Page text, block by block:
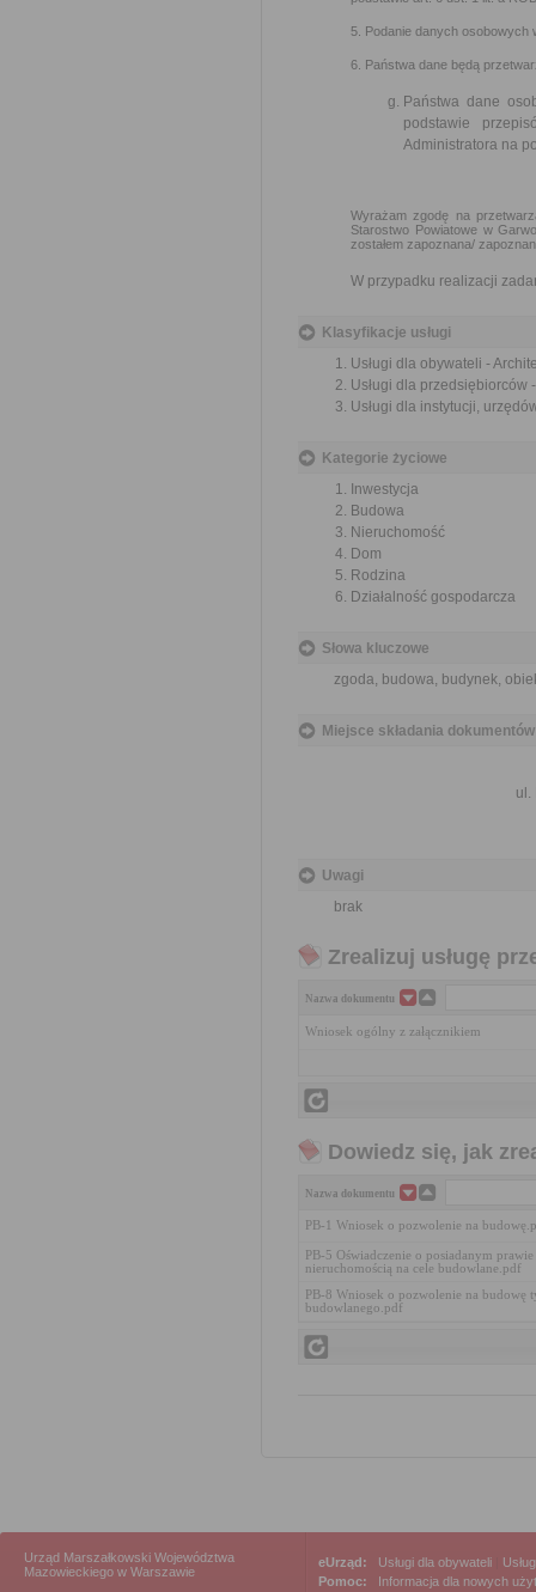
5. Podanie danych osobowych
6. Państwa dane będą
Państwa dane
podstawie
Administratora na
Wyrażam zgodę na
Starostwo Powiatowe w
zostałem zapoznana/
W przypadku realizacji
Klasyfikacje usługi
Usługi dla obywateli -
Usługi dla
Usługi dla instytucji,
Kategorie życiowe
Inwestycja
Budowa
Nieruchomość
Dom
Rodzina
Działalność gospodarcza
Słowa kluczowe
zgoda, budowa, budynek,
Miejsce składania dokumentów
ul.
Uwagi
brak
Zrealizuj usługę
Nazwa dokumentu
Wniosek ogólny z załącznikiem
Dowiedz się, jak
Nazwa dokumentu
PB-1 Wniosek o pozwolenie na
PB-5 Oświadczenie o posiadanym
nieruchomością na cele budowlane.pdf
PB-8 Wniosek o pozwolenie na budowę
budowlanego.pdf
Urząd Marszałkowski Województwa
Mazowieckiego w Warszawie
eUrząd: Usługi dla obywateli
Pomoc:
Informacja dla nowych